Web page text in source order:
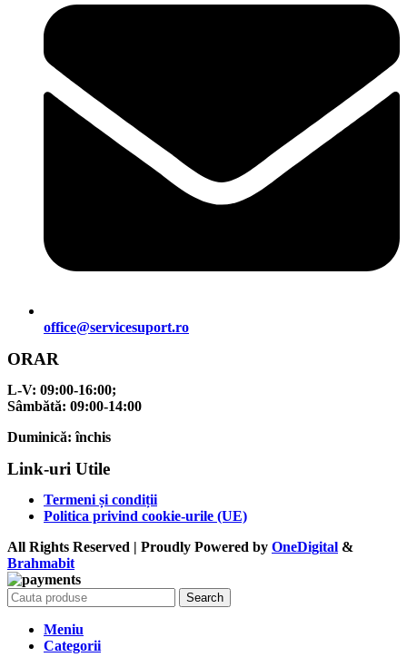
office@servicesuport.ro
ORAR
L-V: 09:00-16:00;
Sâmbătă: 09:00-14:00
Duminică: închis
Link-uri Utile
Termeni și condiții
Politica privind cookie-urile (UE)
All Rights Reserved | Proudly Powered by OneDigital &
Brahmabit
Search
Meniu
Categorii